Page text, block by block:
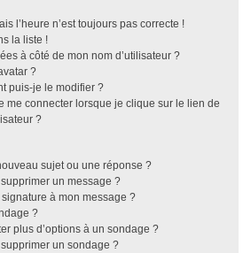
l’heure n’est toujours pas correcte !
la liste !
à côté de mon nom d’utilisateur ?
?
puis-je le modifier ?
me connecter lorsque je clique sur le lien de
?
sujet ou une réponse ?
un message ?
à mon message ?
?
plus d’options à un sondage ?
un sondage ?